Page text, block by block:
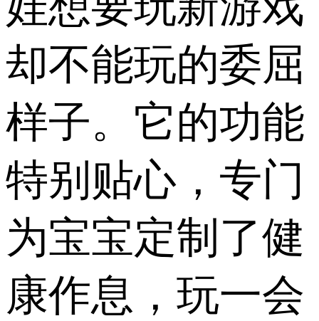
却不能玩的委屈
样子。它的功能
特别贴心，专门
为宝宝定制了健
康作息，玩一会